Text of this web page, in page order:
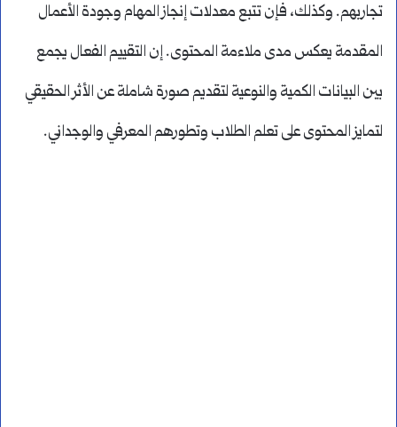
تجاربهم. وكذلك، فإن تتبع معدلات إنجاز المهام وجودة الأعمال
المقدمة يعكس مدى ملاءمة المحتوى. إن التقييم الفعال يجمع
بين البيانات الكمية والنوعية لتقديم صورة شاملة عن الأثر الحقيقي
لتمايز المحتوى على تعلم الطلاب وتطورهم المعرفي والوجداني.